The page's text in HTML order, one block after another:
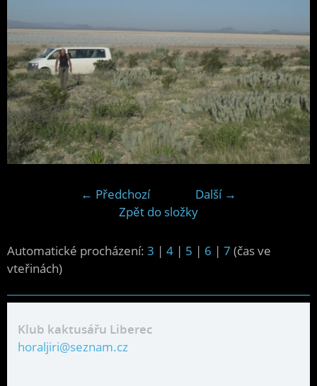
← Předchozí
Další →
Zpět do složky
Automatické procházení: 3 | 4 | 5 | 6 | 7 (čas ve
vteřinách)
Klub kaktusářu Liberec
horaljiri@seznam.cz